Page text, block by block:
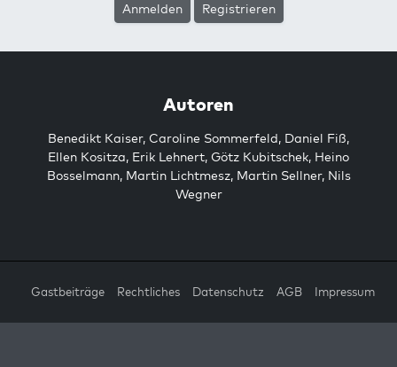
Anmelden Registrieren
Autoren
Benedikt Kaiser, Caroline Sommerfeld, Daniel Fiß,
Ellen Kositza, Erik Lehnert, Götz Kubitschek, Heino
Bosselmann, Martin Lichtmesz, Martin Sellner, Nils
Wegner
Gastbeiträge Rechtliches Datenschutz AGB Impressum